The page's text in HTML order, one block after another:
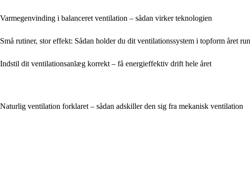
Varmegenvinding i balanceret ventilation – sådan virker teknologien
Små rutiner, stor effekt: Sådan holder du dit ventilationssystem i topform året
Indstil dit ventilationsanlæg korrekt – få energieffektiv drift hele året
Naturlig ventilation forklaret – sådan adskiller den sig fra mekanisk ventilation